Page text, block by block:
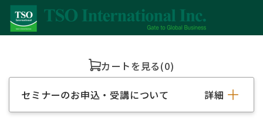
カートを見る(0)
セミナーのお申込・受講について 詳細